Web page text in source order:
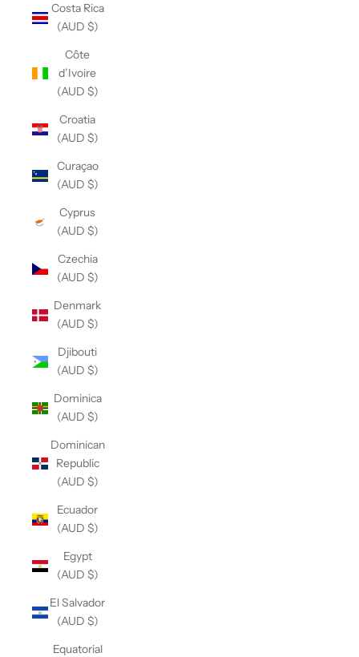
Costa Rica
(AUD $)
Côte
d’Ivoire
(AUD $)
Croatia
(AUD $)
Curaçao
(AUD $)
Cyprus
(AUD $)
Czechia
(AUD $)
Denmark
(AUD $)
Djibouti
(AUD $)
Dominica
(AUD $)
Dominican
Republic
(AUD $)
Ecuador
(AUD $)
Egypt
(AUD $)
El Salvador
(AUD $)
Equatorial